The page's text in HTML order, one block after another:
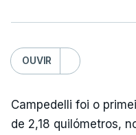
OUVIR
Campedelli foi o
de 2,18 quilómetros,